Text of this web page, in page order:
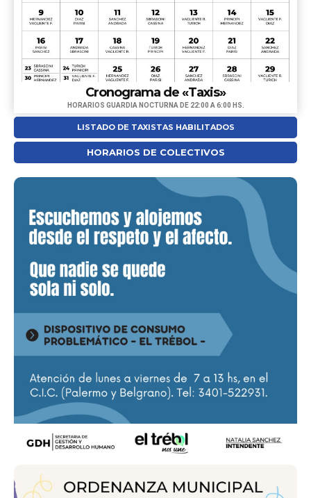
Taxista
3401-436042
Mazzoni Jorge
Renault Kangoo - Dominio AB964YX
3401-513239
Vagliente Raúl
3401-642466
Mora Gerardo(Viajes Interurbanos)
Turich Jorge
Fiat Cronos - Dominio AG484DF
Pincipi MónicaChofer: Rogelio Moreno
3401-414244
Hernandez Gustavo
Renault Logan - Dominio NJR029
3401-418011
Vicino René
Volkswagen Voyage - Dominio AA863PA
3401-525974
Renault Logan - Dominio AD139SC
Cronograma de «Taxis»
HORARIOS GUARDIA NOCTURNA DE 22:00 A 6:00 HS.
LISTADO DE TAXISTAS HABILITADOS
HORARIOS DE COLECTIVOS